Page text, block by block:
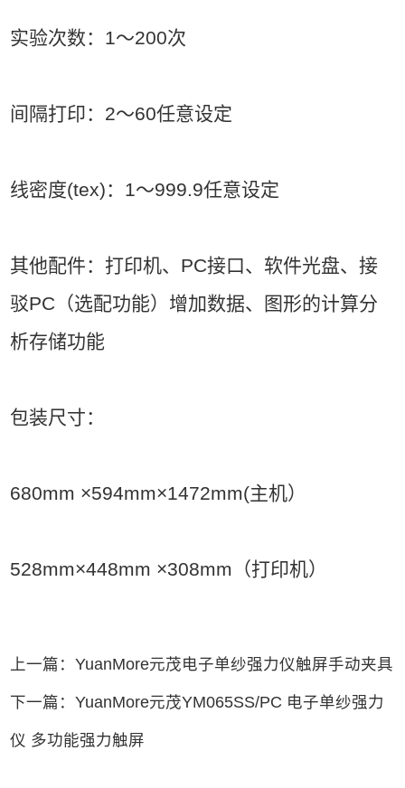
实验次数：1～200次
间隔打印：2～60任意设定
线密度(tex)：1～999.9任意设定
其他配件：打印机、PC接口、软件光盘、接
驳PC（选配功能）增加数据、图形的计算分
析存储功能
包装尺寸：
680mm ×594mm×1472mm(主机）
528mm×448mm ×308mm（打印机）
上一篇：YuanMore元茂电子单纱强力仪触屏手动夹具
下一篇：YuanMore元茂YM065SS/PC 电子单纱强力
仪 多功能强力触屏